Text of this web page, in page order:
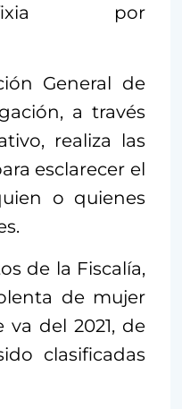
por
General de
a través
realiza las
esclarecer el
o quienes
de la Fiscalía,
de mujer
del 2021, de
clasificadas